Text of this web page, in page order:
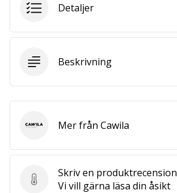
Detaljer
Beskrivning
Skriv en produktrecension
Skriv en produktrecension
Vi vill gärna läsa din åsikt
CawilaMer från Cawila